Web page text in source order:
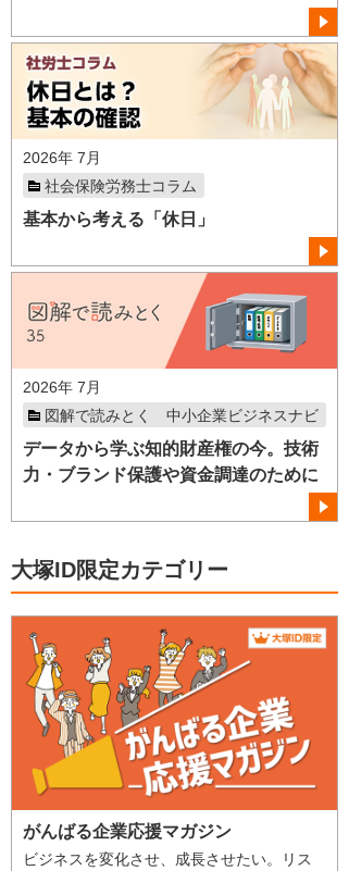
2026年 7月
社会保険労務士コラム
基本から考える「休日」
2026年 7月
図解で読みとく 中小企業ビジネスナビ
データから学ぶ知的財産権の今。技術
力・ブランド保護や資金調達のために
大塚ID限定カテゴリー
がんばる企業応援マガジン
ビジネスを変化させ、成長させたい。リス